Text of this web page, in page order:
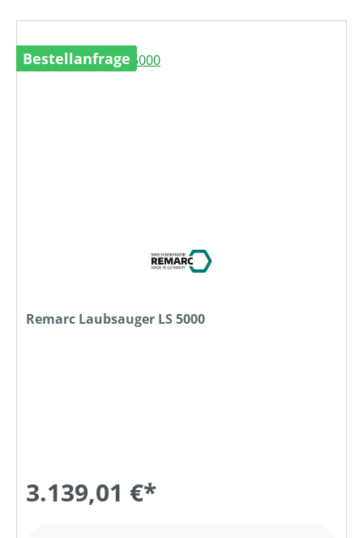
Bestellanfrage
Remarc Laubsauger LS 5000
3.139,01 €*